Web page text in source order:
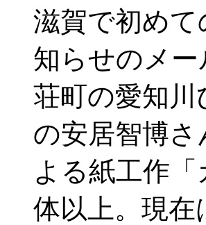
滋賀で初め
知らせのメ
荘町の愛知
の安居智博
よる紙工作
体以上。現